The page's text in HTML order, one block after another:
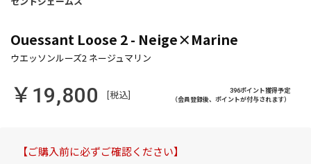
Ouessant Loose 2 - Neige×Marine
￥19,800 [税込]
396ポイント獲得予定
（会員登録後、ポイントが付与されます）
【ご購入前に必ずご確認ください】